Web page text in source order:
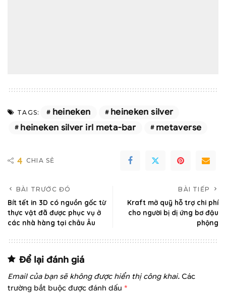
TAGS: heineken
heineken silver
heineken silver irl meta-bar
metaverse
4 CHIA SẺ
BÀI TRƯỚC ĐÓ
Bít tết in 3D có nguồn gốc từ
thực vật đã được phục vụ ở
các nhà hàng tại châu Âu
BÀI TIẾP
Kraft mở quỹ hỗ trợ chi phí
cho người bị dị ứng bơ đậu
phộng
Để lại đánh giá
Email của bạn sẽ không được hiển thị công khai. Các
trường bắt buộc được đánh dấu *